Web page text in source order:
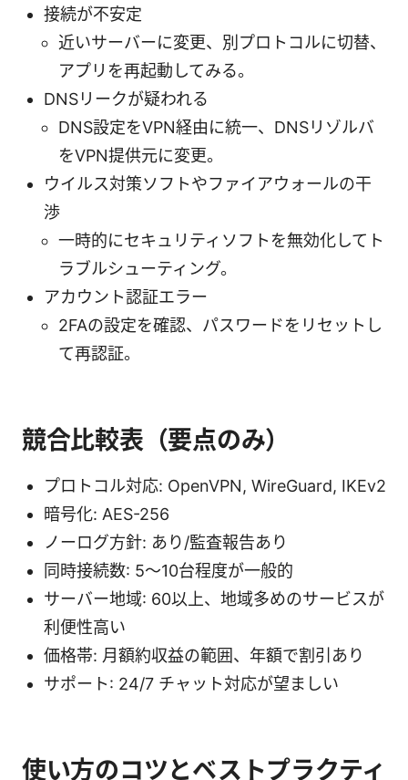
接続が不安定
近いサーバーに変更、別プロトコルに切替、
アプリを再起動してみる。
DNSリークが疑われる
DNS設定をVPN経由に統一、DNSリゾルバ
をVPN提供元に変更。
ウイルス対策ソフトやファイアウォールの干
渉
一時的にセキュリティソフトを無効化してト
ラブルシューティング。
アカウント認証エラー
2FAの設定を確認、パスワードをリセットし
て再認証。
競合比較表（要点のみ）
プロトコル対応: OpenVPN, WireGuard, IKEv2
暗号化: AES-256
ノーログ方針: あり/監査報告あり
同時接続数: 5〜10台程度が一般的
サーバー地域: 60以上、地域多めのサービスが
利便性高い
価格帯: 月額約収益の範囲、年額で割引あり
サポート: 24/7 チャット対応が望ましい
使い方のコツとベストプラクティ